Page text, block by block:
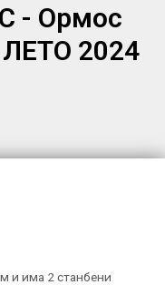
- Ормос
ЛЕТО 2024
и има 2 станбени